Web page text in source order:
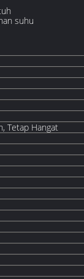
suhu
Tetap Hangat